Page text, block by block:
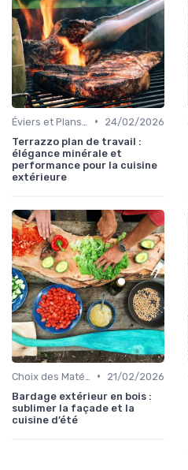
•
24/02/2026
Terrazzo plan de travail :
élégance minérale et
performance pour la cuisine
extérieure
•
21/02/2026
Bardage extérieur en bois :
sublimer la façade et la
cuisine d’été